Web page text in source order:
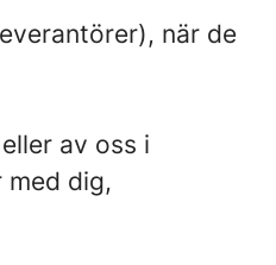
när de
av oss i
med dig,